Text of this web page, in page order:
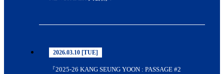
2026.03.10 [TUE]
『2025-26 KANG SEUNG YOON : PASSAGE #2